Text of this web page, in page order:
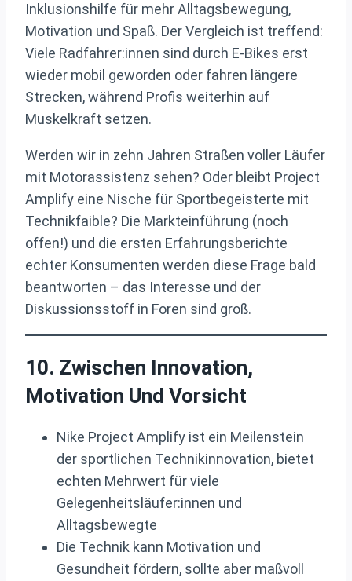
Inklusionshilfe für mehr Alltagsbewegung,
Motivation und Spaß. Der Vergleich ist treffend:
Viele Radfahrer:innen sind durch E-Bikes erst
wieder mobil geworden oder fahren längere
Strecken, während Profis weiterhin auf
Muskelkraft setzen.
Werden wir in zehn Jahren Straßen voller Läufer
mit Motorassistenz sehen? Oder bleibt Project
Amplify eine Nische für Sportbegeisterte mit
Technikfaible? Die Markteinführung (noch
offen!) und die ersten Erfahrungsberichte
echter Konsumenten werden diese Frage bald
beantworten – das Interesse und der
Diskussionsstoff in Foren sind groß.
10. Zwischen Innovation,
Motivation Und Vorsicht
Nike Project Amplify ist ein Meilenstein
der sportlichen Technikinnovation, bietet
echten Mehrwert für viele
Gelegenheitsläufer:innen und
Alltagsbewegte
Die Technik kann Motivation und
Gesundheit fördern, sollte aber maßvoll